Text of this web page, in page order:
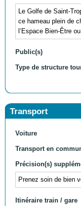
Le Golfe de Saint-
ce hameau plein de
l’Espace Bien-Être
Public(s)
Type de structure
Transport
Voiture
Transport en
Précision(s)
Prenez soin de bien
Itinéraire train / gare